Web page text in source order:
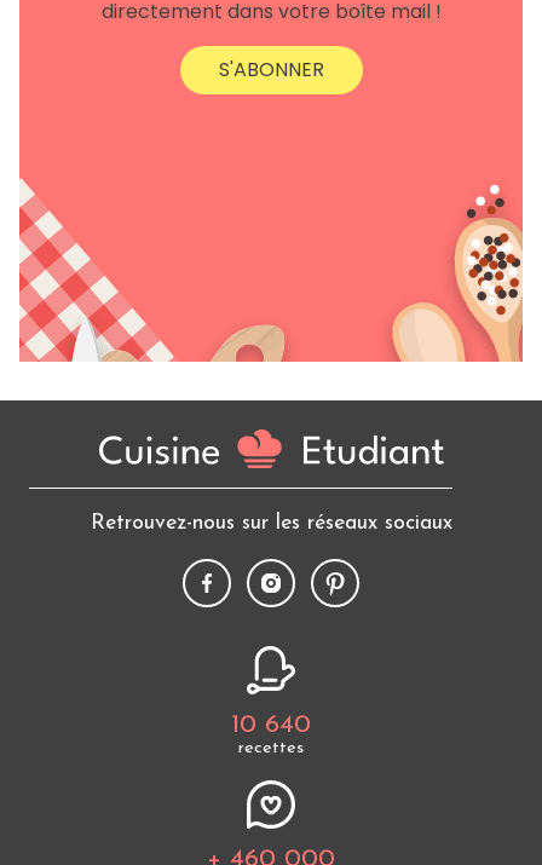
directement dans votre boîte mail !
S'ABONNER
Retrouvez-nous sur les réseaux sociaux
10 640
recettes
+ 460 000